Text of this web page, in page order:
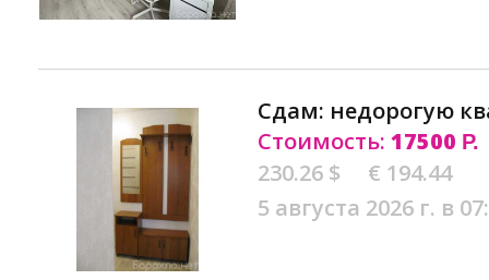
Сдам: недорогую
Стоимость: 17500 Р.
230.26 $
€ 194.44
5 августа 2026 г. в